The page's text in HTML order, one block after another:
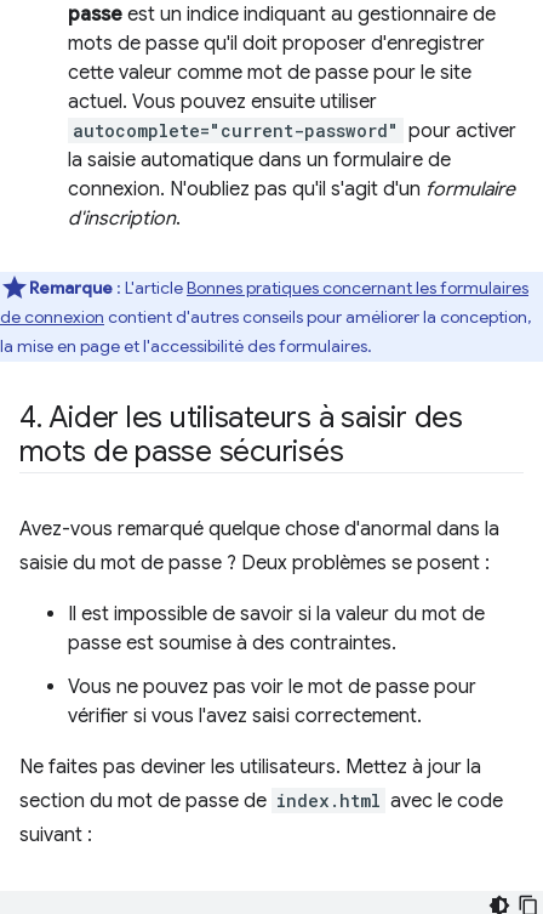
passe est un indice indiquant au gestionnaire de
mots de passe qu'il doit proposer d'enregistrer
cette valeur comme mot de passe pour le site
actuel. Vous pouvez ensuite utiliser
autocomplete="current-password" pour activer
la saisie automatique dans un formulaire de
connexion. N'oubliez pas qu'il s'agit d'un formulaire
d'inscription.
Remarque : L'articleBonnes pratiques concernant les formulaires
de connexion contient d'autres conseils pour améliorer la conception,
la mise en page et l'accessibilité des formulaires.
4. Aider les utilisateurs à saisir des
mots de passe sécurisés
Avez-vous remarqué quelque chose d'anormal dans la
saisie du mot de passe ? Deux problèmes se posent :
Il est impossible de savoir si la valeur du mot de
passe est soumise à des contraintes.
Vous ne pouvez pas voir le mot de passe pour
vérifier si vous l'avez saisi correctement.
Ne faites pas deviner les utilisateurs. Mettez à jour la
section du mot de passe de index.html avec le code
suivant :